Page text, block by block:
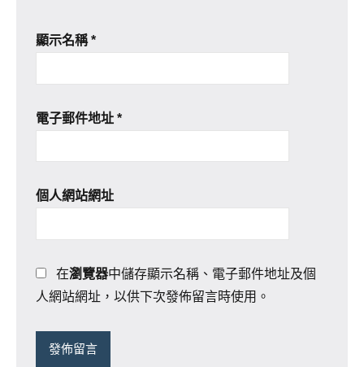
顯示名稱*
電子郵件地址 *
個人網站網址
在瀏覽器中儲存顯示名稱、電子郵件地址及個
人網站網址，以供下次發佈留言時使用。